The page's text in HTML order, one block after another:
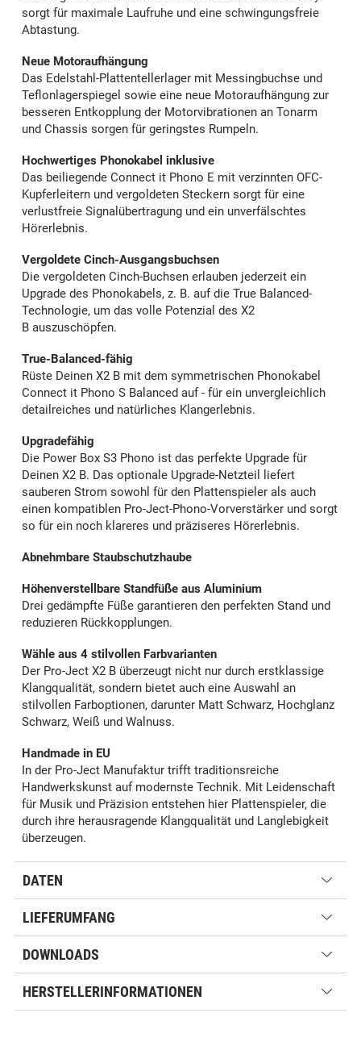
sorgt für maximale Laufruhe und eine schwingungsfreie
Abtastung.
Neue Motoraufhängung
Das Edelstahl-Plattentellerlager mit Messingbuchse und
Teflonlagerspiegel sowie eine neue Motoraufhängung zur
besseren Entkopplung der Motorvibrationen an Tonarm
und Chassis sorgen für geringstes Rumpeln.
Hochwertiges Phonokabel inklusive
Das beiliegende Connect it Phono E mit verzinnten OFC-
Kupferleitern und vergoldeten Steckern sorgt für eine
verlustfreie Signalübertragung und ein unverfälschtes
Hörerlebnis.
Vergoldete Cinch-Ausgangsbuchsen
Die vergoldeten Cinch-Buchsen erlauben jederzeit ein
Upgrade des Phonokabels, z. B. auf die True Balanced-
Technologie, um das volle Potenzial des X2
B auszuschöpfen.
True-Balanced-fähig
Rüste Deinen X2 B mit dem symmetrischen Phonokabel
Connect it Phono S Balanced auf - für ein unvergleichlich
detailreiches und natürliches Klangerlebnis.
Upgradefähig
Die Power Box S3 Phono ist das perfekte Upgrade für
Deinen X2 B. Das optionale Upgrade-Netzteil liefert
sauberen Strom sowohl für den Plattenspieler als auch
einen kompatiblen Pro-Ject-Phono-Vorverstärker und sorgt
so für ein noch klareres und präziseres Hörerlebnis.
Abnehmbare Staubschutzhaube
Höhenverstellbare Standfüße aus Aluminium
Drei gedämpfte Füße garantieren den perfekten Stand und
reduzieren Rückkopplungen.
Wähle aus 4 stilvollen Farbvarianten
Der Pro-Ject X2 B überzeugt nicht nur durch erstklassige
Klangqualität, sondern bietet auch eine Auswahl an
stilvollen Farboptionen, darunter Matt Schwarz, Hochglanz
Schwarz, Weiß und Walnuss.
Handmade in EU
In der Pro-Ject Manufaktur trifft traditionsreiche
Handwerkskunst auf modernste Technik. Mit Leidenschaft
für Musik und Präzision entstehen hier Plattenspieler, die
durch ihre herausragende Klangqualität und Langlebigkeit
überzeugen.
DATEN
LIEFERUMFANG
DOWNLOADS
HERSTELLERINFORMATIONEN